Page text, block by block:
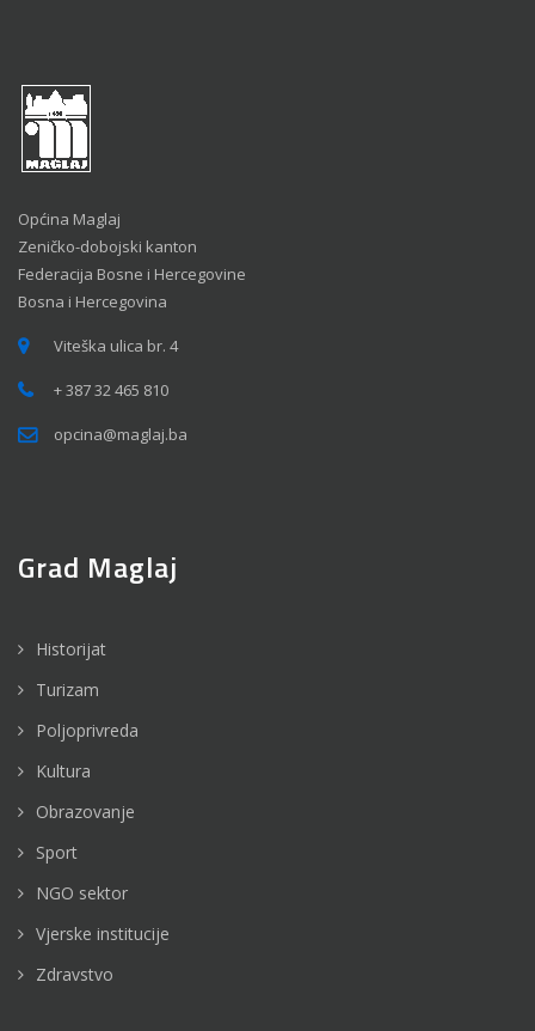
Općina Maglaj
Zeničko-dobojski kanton
Federacija Bosne i Hercegovine
Bosna i Hercegovina
Viteška ulica br. 4
+ 387 32 465 810
opcina@maglaj.ba
Grad Maglaj
Historijat
Turizam
Poljoprivreda
Kultura
Obrazovanje
Sport
NGO sektor
Vjerske institucije
Zdravstvo